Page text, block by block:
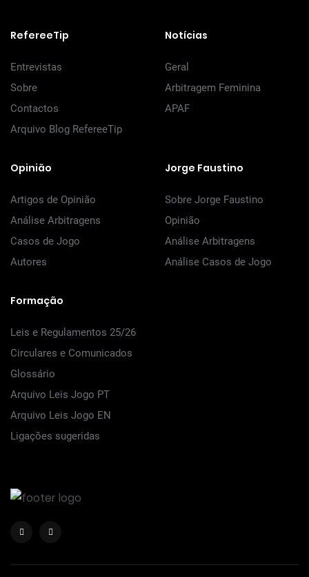
RefereeTip
Entrevistas
Sobre
Contactos
Arquivo Blog RefereeTip
Notícias
Geral
Arbitragem Feminina
APAF
Opinião
Artigos de Opinião
Análise Arbitragens
Casos de Jogo
Autores
Jorge Faustino
Sobre Jorge Faustino
Opinião
Análise Arbitragens
Análise Casos de Jogo
Formação
Leis e Regulamentos 25/26
Circulares e Comunicados
Glossário
Arquivo Leis Jogo PT
Arquivo Leis Jogo EN
Ligações sugeridas